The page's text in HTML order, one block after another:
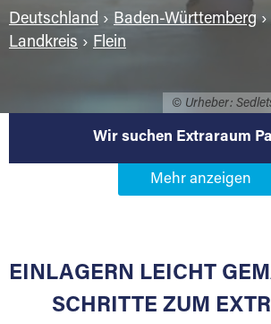
© Urheber:
Deutschland › Baden-Württemberg›
Landkreis › Flein
Wir suchen Extraraum
Werden Sie Extraraum
Sie bieten Kunden Lagerraum
für die Einlagerung von
EINLAGERN LEICHT
SCHRITTE ZUM